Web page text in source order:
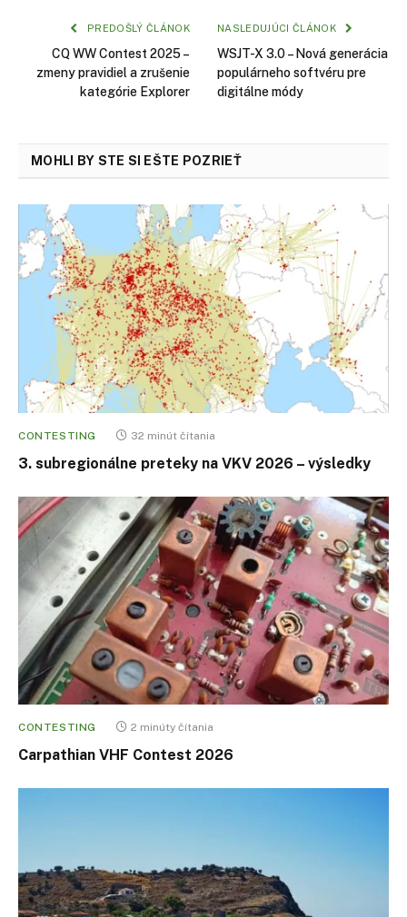
PREDOŠLÝ ČLÁNOK
CQ WW Contest 2025 –
zmeny pravidiel a zrušenie
kategórie Explorer
NASLEDUJÚCI ČLÁNOK
WSJT-X 3.0 – Nová generácia
populárneho softvéru pre
digitálne módy
MOHLI BY STE SI EŠTE POZRIEŤ
CONTESTING 32 minút čítania
3. subregionálne preteky na VKV 2026 – výsledky
CONTESTING 2 minúty čítania
Carpathian VHF Contest 2026